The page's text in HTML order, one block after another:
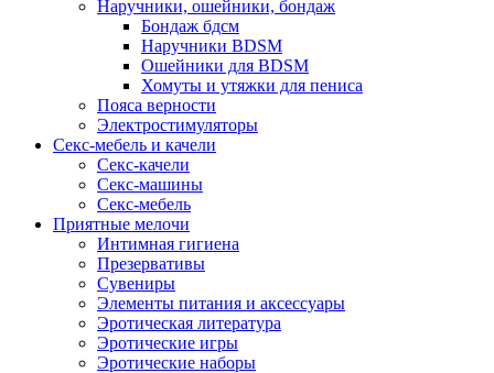
Наручники, ошейники, бондаж
Бондаж бдсм
Наручники BDSM
Ошейники для BDSM
Хомуты и утяжки для пениса
Пояса верности
Электростимуляторы
Секс-мебель и качели
Секс-качели
Секс-машины
Секс-мебель
Приятные мелочи
Интимная гигиена
Презервативы
Сувениры
Элементы питания и аксессуары
Эротическая литература
Эротические игры
Эротические наборы